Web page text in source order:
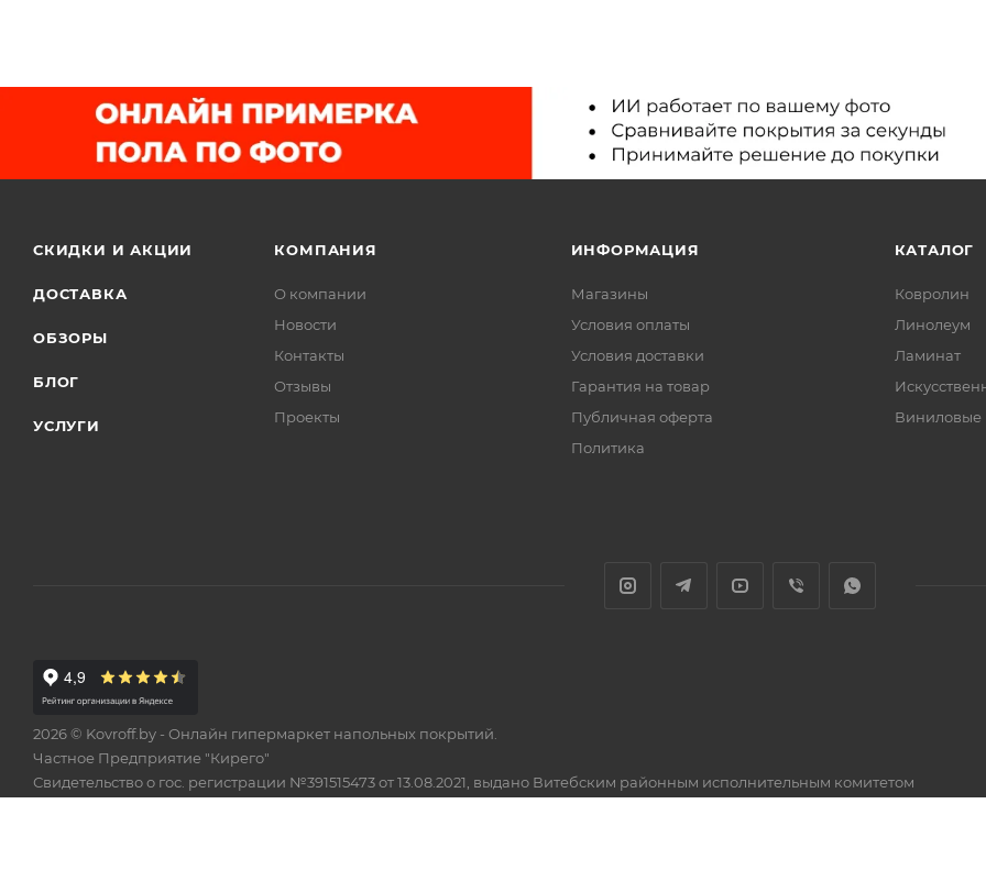
СКИДКИ И АКЦИИ
ДОСТАВКА
ОБЗОРЫ
БЛОГ
УСЛУГИ
КОМПАНИЯ
О компании
Новости
Контакты
Отзывы
Проекты
ИНФОРМАЦИЯ
Магазины
Условия оплаты
Условия доставки
Гарантия на товар
Публичная оферта
Политика
КАТАЛОГ
Ковролин
Линолеум
Ламинат
Виниловые
2026 © Kovroff.by - Онлайн гипермаркет напольных покрытий.
Частное Предприятие "Кирего"
Свидетельство о гос. регистрации №391515473 от 13.08.2021, выдано Витебским районным исполнительным комитетом